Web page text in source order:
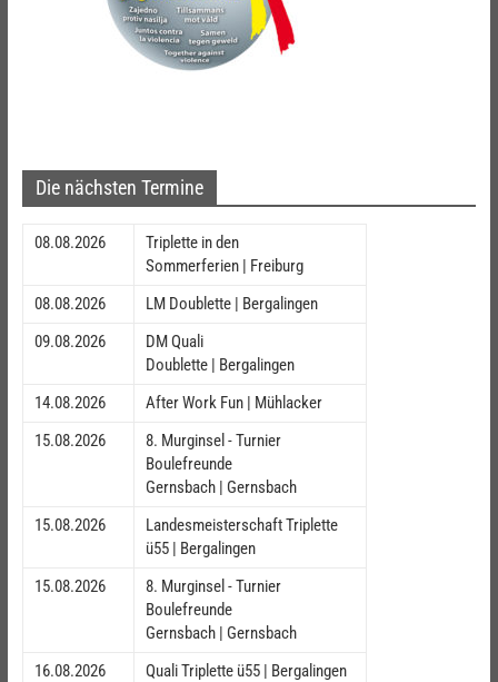
Die nächsten Termine
08.08.2026
Triplette in den
Sommerferien | Freiburg
08.08.2026
LM Doublette | Bergalingen
09.08.2026
DM Quali
Doublette | Bergalingen
14.08.2026
After Work Fun | Mühlacker
15.08.2026
8. Murginsel - Turnier
Boulefreunde
Gernsbach | Gernsbach
15.08.2026
Landesmeisterschaft Triplette
ü55 | Bergalingen
15.08.2026
8. Murginsel - Turnier
Boulefreunde
Gernsbach | Gernsbach
16.08.2026
Quali Triplette ü55 | Bergalingen